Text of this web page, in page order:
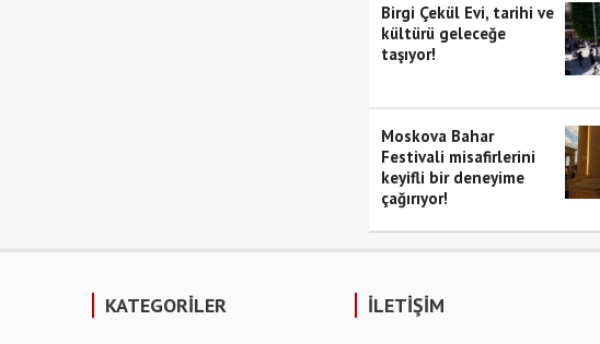
Birgi Çekül Evi, tarihi ve
kültürü geleceğe
taşıyor!
Moskova Bahar
Festivali misafirlerini
keyifli bir deneyime
çağırıyor!
KATEGORİLER İLETİŞİM